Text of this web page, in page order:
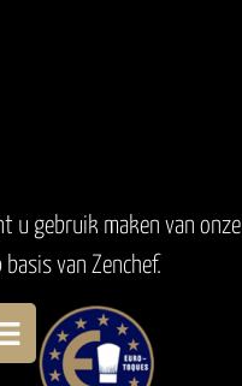
u gebruik maken van onze
van Zenchef.